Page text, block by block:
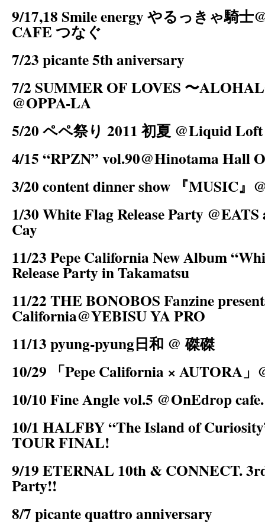
9/17,18 Smile energy やるっきゃ騎士
CAFE つなぐ
7/23 picante 5th aniversary
7/2 SUMMER OF LOVES 〜
@OPPA-LA
5/20 ペペ祭り 2011 初夏 @Liquid Loft
4/15 “RPZN” vol.90@Hinotama Hall
3/20 content dinner show 『MUSIC』
1/30 White Flag Release Party
Cay
11/23 Pepe California New Album
Release Party in Takamatsu
11/22 THE BONOBOS Fanzine
California@YEBISU YA PRO
11/13 pyung-pyung日和 @ 磔磔
10/29 「Pepe California × AUTORA」
10/10 Fine Angle vol.5 @OnEdrop cafe.
10/1 HALFBY “The Island of
TOUR FINAL!
9/19 ETERNAL 10th & CONNECT.
Party!!
8/7 picante quattro anniversary